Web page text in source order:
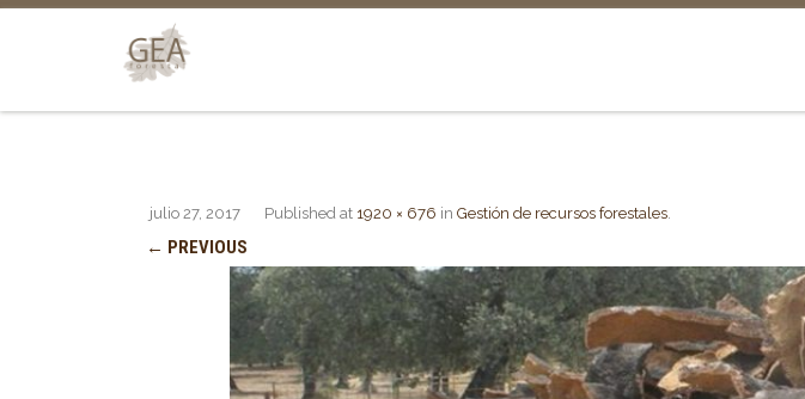
Published
julio 27, 2017 at 1920 × 676 in Gestión de recursos forestales.
← PREVIOUS